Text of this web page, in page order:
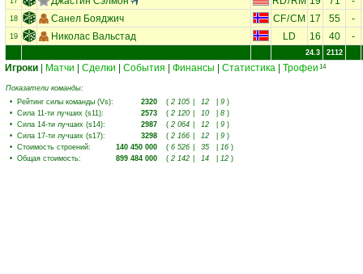
18 Санел Бояджич CF/CM 17 55 -
19 Николас Вальстад LD 16 40 -
24.3 2112
Игроки Матчи Сделки События Финансы Статистика Трофеи 14
Показатели команды:
• Рейтинг силы команды (Vs): 2320 ( 2 105 12 9 )
• Сила 11-ти лучших (s11): 2573 ( 2 120 10 8 )
• Сила 14-ти лучших (s14): 2987 ( 2 064 12 9 )
• Сила 17-ти лучших (s17): 3298 ( 2 166 12 9 )
• Стоимость строений: 140 450 000 ( 6 526 35 16 )
• Общая стоимость: 899 484 000 ( 2 142 14 12 )